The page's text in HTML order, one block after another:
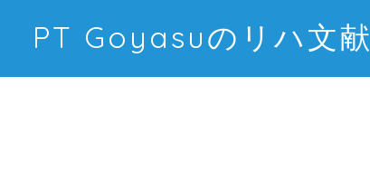
PT Goyasuのリハ文献